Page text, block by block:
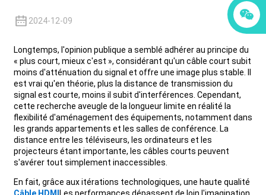
+86 15118299221
2024-12-09
Longtemps, l'opinion publique a semblé adhérer au principe du
« plus court, mieux c'est », considérant qu'un câble court subit
moins d'atténuation du signal et offre une image plus stable. Il
est vrai qu'en théorie, plus la distance de transmission du
signal est courte, moins il subit d'interférences. Cependant,
cette recherche aveugle de la longueur limite en réalité la
flexibilité d'aménagement des équipements, notamment dans
les grands appartements et les salles de conférence. La
distance entre les téléviseurs, les ordinateurs et les
projecteurs étant importante, les câbles courts peuvent
s'avérer tout simplement inaccessibles.
En fait, grâce aux itérations technologiques, une haute qualité